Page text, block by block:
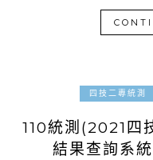
四技二專統測
110統測(2021四
結果查詢系